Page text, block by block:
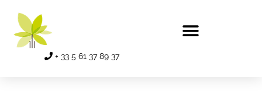
+ 33 5 61 37 89 37